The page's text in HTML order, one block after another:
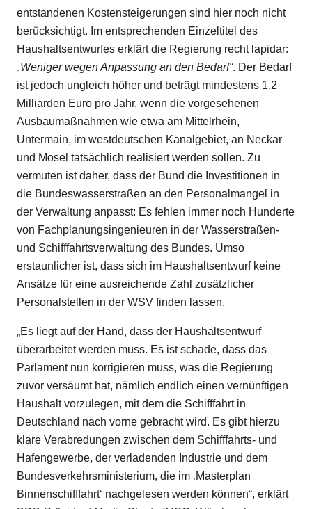
entstandenen Kostensteigerungen sind hier noch nicht
berücksichtigt. Im entsprechenden Einzeltitel des
Haushaltsentwurfes erklärt die Regierung recht lapidar:
„Weniger wegen Anpassung an den Bedarf“. Der Bedarf
ist jedoch ungleich höher und beträgt mindestens 1,2
Milliarden Euro pro Jahr, wenn die vorgesehenen
Ausbaumaßnahmen wie etwa am Mittelrhein,
Untermain, im westdeutschen Kanalgebiet, an Neckar
und Mosel tatsächlich realisiert werden sollen. Zu
vermuten ist daher, dass der Bund die Investitionen in
die Bundeswasserstraßen an den Personalmangel in
der Verwaltung anpasst: Es fehlen immer noch Hunderte
von Fachplanungsingenieuren in der Wasserstraßen-
und Schifffahrtsverwaltung des Bundes. Umso
erstaunlicher ist, dass sich im Haushaltsentwurf keine
Ansätze für eine ausreichende Zahl zusätzlicher
Personalstellen in der WSV finden lassen.
„Es liegt auf der Hand, dass der Haushaltsentwurf
überarbeitet werden muss. Es ist schade, dass das
Parlament nun korrigieren muss, was die Regierung
zuvor versäumt hat, nämlich endlich einen vernünftigen
Haushalt vorzulegen, mit dem die Schifffahrt in
Deutschland nach vorne gebracht wird. Es gibt hierzu
klare Verabredungen zwischen dem Schifffahrts- und
Hafengewerbe, der verladenden Industrie und dem
Bundesverkehrsministerium, die im ‚Masterplan
Binnenschifffahrt‘ nachgelesen werden können“, erklärt